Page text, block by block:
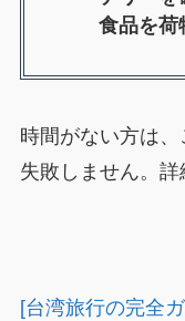
食品を荷
時間がない方は
失敗しません。詳
[台湾旅行の完全